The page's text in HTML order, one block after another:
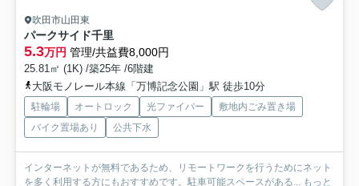
吹田市山田東
パークサイド千里
5.3万円 管理/共益費8,000円
25.81㎡ (1K) /築25年 /6階建
大阪モノレール本線「万博記念公園」駅 徒歩10分
駐輪場 オートロック 光ファイバー
敷地内ごみ置き場
バイク置場あり
公共下水
インターネットが無料であるため、リモートワークを行うためにネット
を多く利用する方にもおすすめです。駐車可能スペースがある... もっと